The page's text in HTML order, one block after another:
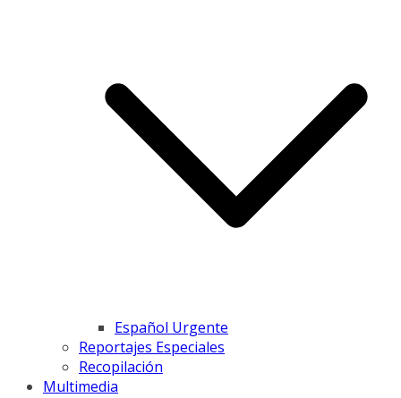
Español Urgente
Reportajes Especiales
Recopilación
Multimedia